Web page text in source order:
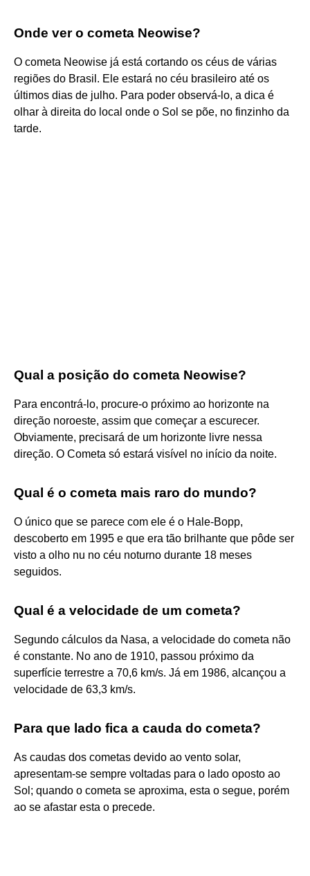
Onde ver o cometa Neowise?
O cometa Neowise já está cortando os céus de várias
regiões do Brasil. Ele estará no céu brasileiro até os
últimos dias de julho. Para poder observá-lo, a dica é
olhar à direita do local onde o Sol se põe, no finzinho da
tarde.
Qual a posição do cometa Neowise?
Para encontrá-lo, procure-o próximo ao horizonte na
direção noroeste, assim que começar a escurecer.
Obviamente, precisará de um horizonte livre nessa
direção. O Cometa só estará visível no início da noite.
Qual é o cometa mais raro do mundo?
O único que se parece com ele é o Hale-Bopp,
descoberto em 1995 e que era tão brilhante que pôde ser
visto a olho nu no céu noturno durante 18 meses
seguidos.
Qual é a velocidade de um cometa?
Segundo cálculos da Nasa, a velocidade do cometa não
é constante. No ano de 1910, passou próximo da
superfície terrestre a 70,6 km/s. Já em 1986, alcançou a
velocidade de 63,3 km/s.
Para que lado fica a cauda do cometa?
As caudas dos cometas devido ao vento solar,
apresentam-se sempre voltadas para o lado oposto ao
Sol; quando o cometa se aproxima, esta o segue, porém
ao se afastar esta o precede.